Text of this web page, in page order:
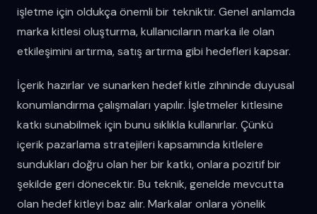
işletme için oldukça önemli bir tekniktir. Genel anlamda
marka kitlesi oluşturma, kullanıcıların marka ile olan
etkileşimini artırma, satış artırma gibi hedefleri kapsar.
İçerik hazırlar ve sunarken hedef kitle zihninde duyusal
konumlandırma çalışmaları yapılır. İşletmeler kitlesine
katkı sunabilmek için bunu sıklıkla kullanırlar. Çünkü
içerik pazarlama stratejileri kapsamında kitlelere
sundukları doğru olan her bir katkı, onlara pozitif bir
şekilde geri dönecektir. Bu teknik, genelde mevcutta
olan hedef kitleyi baz alır. Markalar onlara yönelik